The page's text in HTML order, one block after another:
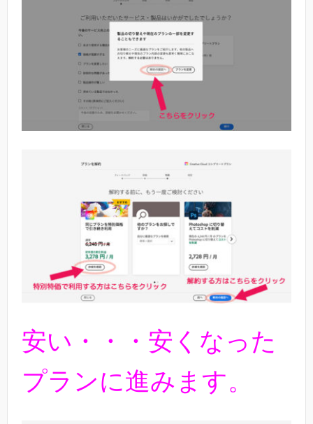
安い・・・安くなった
プランに進みます。